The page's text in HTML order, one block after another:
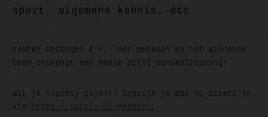
sport, algemene kennis, etc.
Kosten bedragen € 4,- per persoon en het winnende
team ontvangt een mooie prijs Vandeoirsprong!
Wil je hierbij zijn!!? Schrijf je dan nu direct in
via
https://quizis.nl/meedoen/